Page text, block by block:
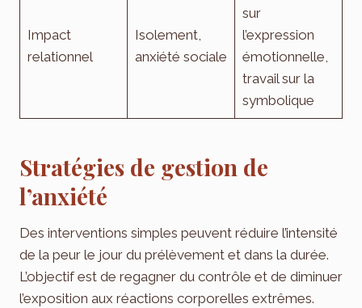
Impact
relationnel
Isolement,
anxiété sociale
sur
l’expression
émotionnelle,
travail sur la
symbolique
Stratégies de gestion de
l’anxiété
Des interventions simples peuvent réduire l’intensité
de la peur le jour du prélèvement et dans la durée.
L’objectif est de regagner du contrôle et de diminuer
l’exposition aux réactions corporelles extrêmes.